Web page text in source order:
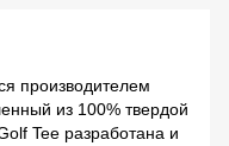
производителем
из 100% твердой
Tee разработана и